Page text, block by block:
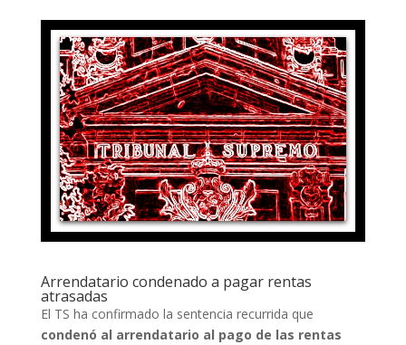
Arrendatario condenado a pagar rentas
atrasadas
El TS ha confirmado la sentencia recurrida que
condenó al arrendatario al pago de las rentas